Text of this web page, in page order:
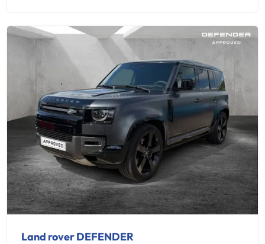
Land rover DEFENDER